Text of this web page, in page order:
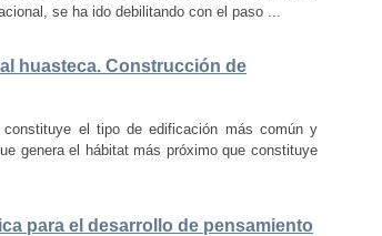
se ha ido debilitando con el paso ...
huasteca. Construcción de
el tipo de edificación más común y
genera el hábitat más próximo que constituye
para el desarrollo de pensamiento